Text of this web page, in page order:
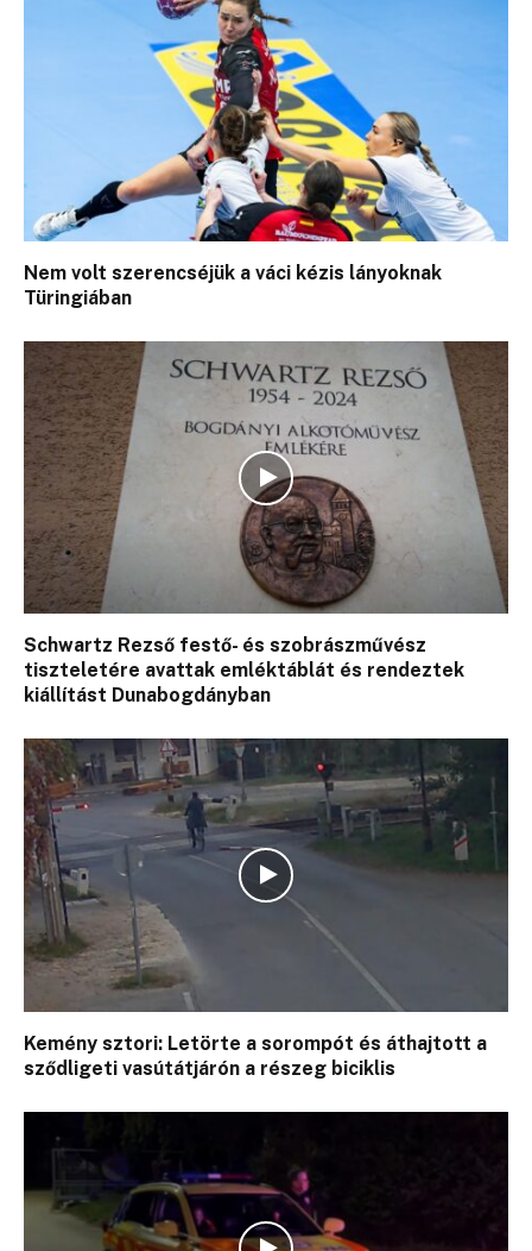
Nem volt szerencséjük a váci kézis lányoknak
Türingiában
Schwartz Rezső festő- és szobrászművész
tiszteletére avattak emléktáblát és rendeztek
kiállítást Dunabogdányban
Kemény sztori: Letörte a sorompót és áthajtott a
sződligeti vasútátjárón a részeg biciklis